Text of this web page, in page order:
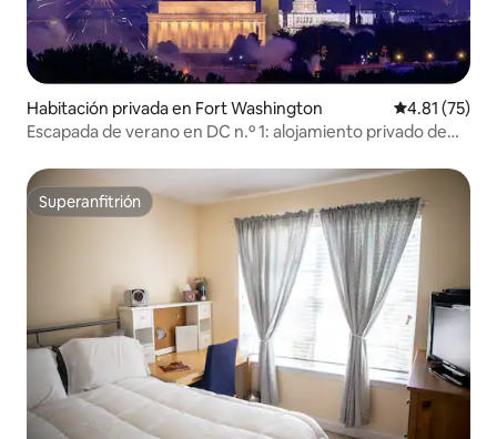
Habitación privada en Fort Washington Calificación
4.81 (75)
Escapada de verano en DC n.º 1: alojamiento privado de
Superanfitrión
Superanfitrión